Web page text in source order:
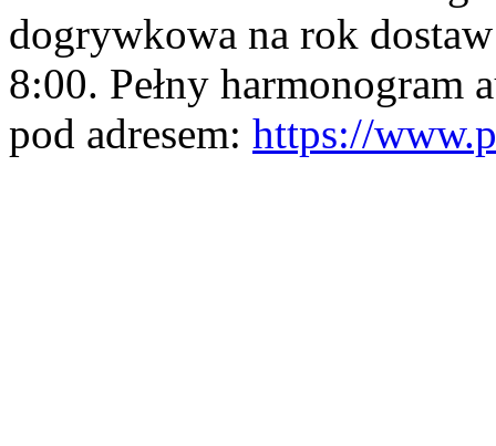
dogrywkowa na rok
8:00. Pełny
pod adresem: https://